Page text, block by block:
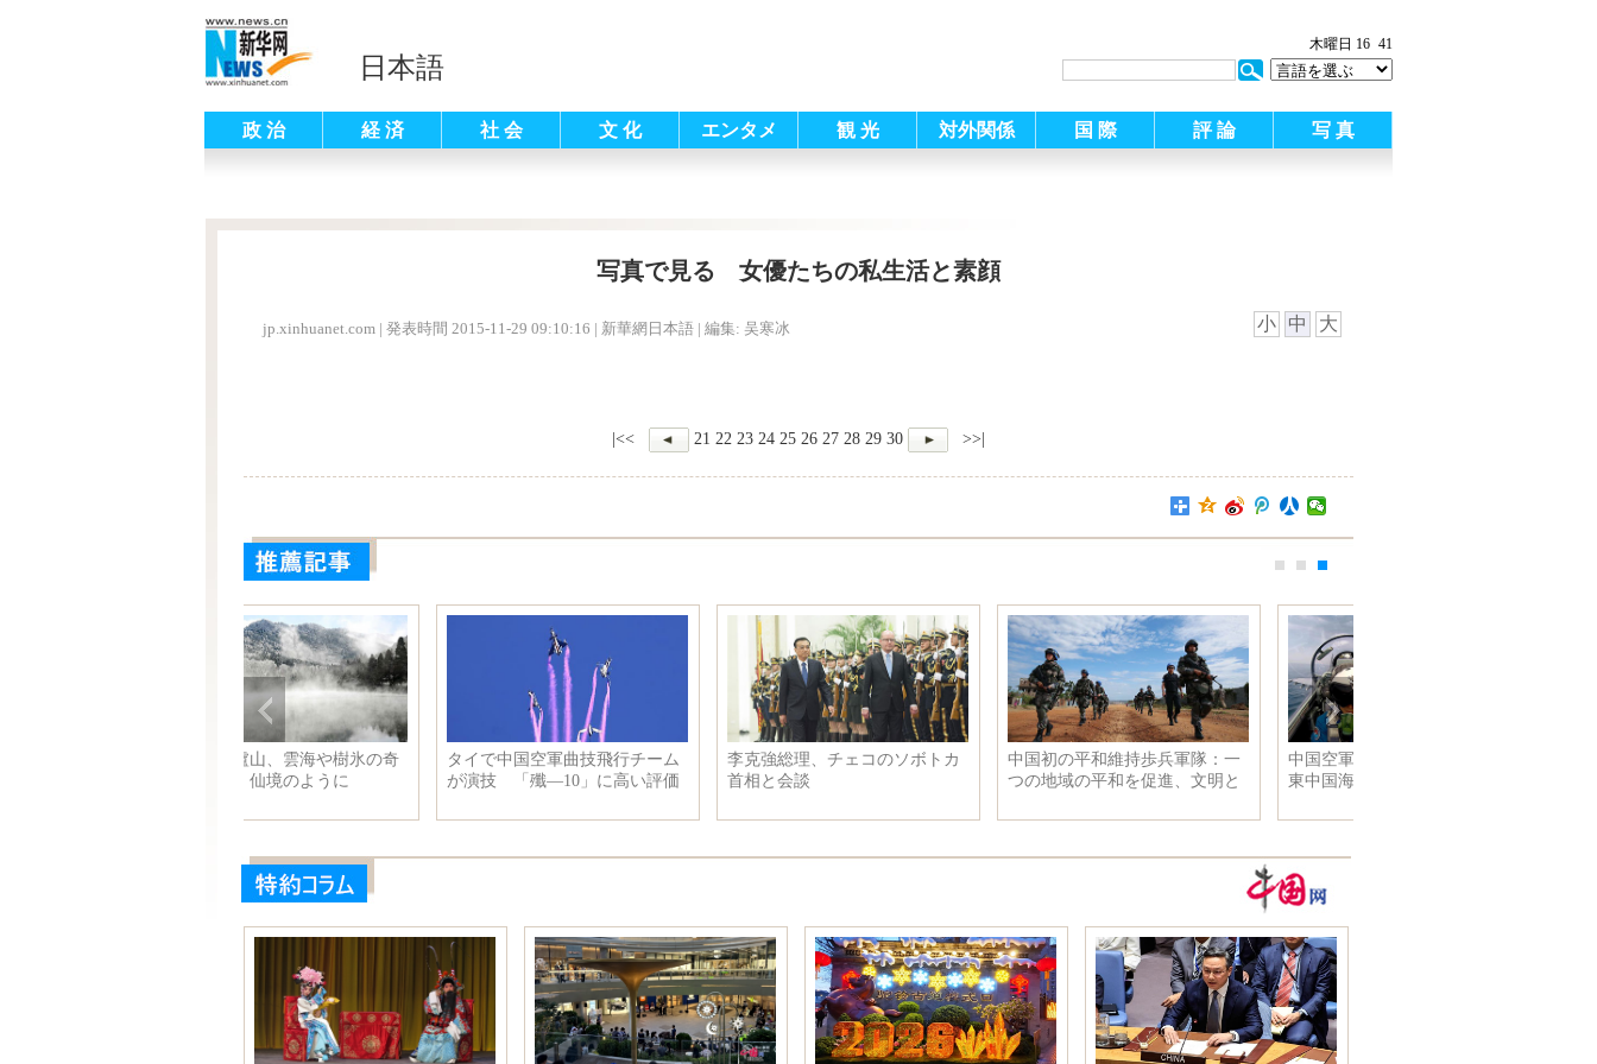
日本語
木曜日 16 41
政 治 経 済 社 会 文 化 エンタメ 観 光 対外関係 国 際 評 論 写 真
写真で見る 女優たちの私生活と素顔
jp.xinhuanet.com | 発表時間 2015-11-29 09:10:16 | 新華網日本語 | 編集: 吴寒冰 小 中 大
|<< 21 22 23 24 25 26 27 28 29 30 >>|
李克強総理、チェコのソボトカ
中国初の平和維持歩兵軍隊：一
つの地域の平和を促進、文明と
中国空軍轟-6Kと各種戦闘機が
東中国海防空識別圏をパトロー
米ニューヨークで感謝祭パレー
楊幂の雑誌掲載写真 色気があ
り美しい